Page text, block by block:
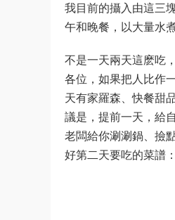
我目前的攝入由這三
午和晚餐，以大量水
不是一天兩天這麽吃
各位，如果把人比作
天有家羅森、快餐甜
議是，提前一天，給
老闆給你涮涮鍋、撿
好第二天要吃的菜譜：